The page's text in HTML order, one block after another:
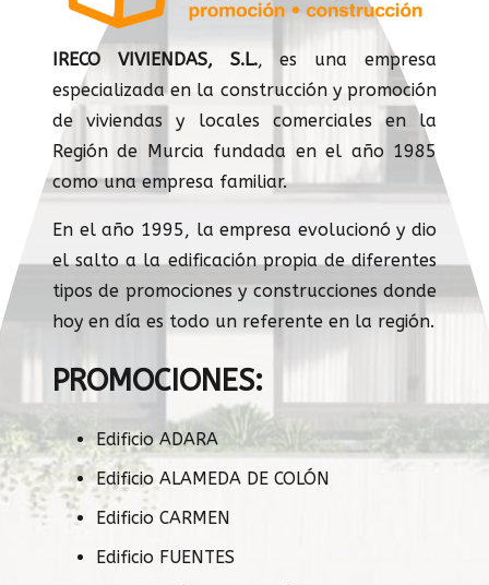
IRECO VIVIENDAS, S.L., es una empresa
especializada en la construcción y promoción
de viviendas y locales comerciales en la
Región de Murcia fundada en el año 1985
como una empresa familiar.
En el año 1995, la empresa evolucionó y dio
el salto a la edificación propia de diferentes
tipos de promociones y construcciones donde
hoy en día es todo un referente en la región.
PROMOCIONES:
Edificio ADARA
Edificio ALAMEDA DE COLÓN
Edificio CARMEN
Edificio FUENTES